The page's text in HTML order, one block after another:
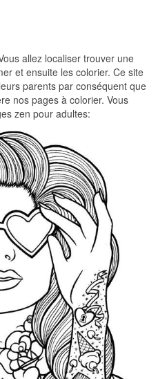
allez localiser trouver une
et ensuite les colorier. Ce site
parents par conséquent que
nos pages à colorier. Vous
zen pour adultes: